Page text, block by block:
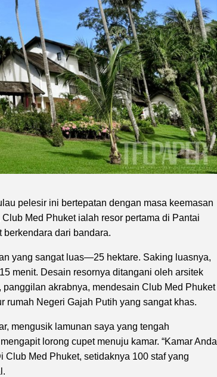
pelesir ini bertepatan dengan masa keemasan
Med Phuket ialah resor pertama di Pantai
berkendara dari bandara.
yang sangat luas—25 hektare. Saking luasnya,
menit. Desain resornya ditangani oleh arsitek
akrabnya, mendesain Club Med Phuket
rumah Negeri Gajah Putih yang sangat khas.
mengusik lamunan saya yang tengah
lorong cupet menuju kamar. “Kamar Anda
Club Med Phuket, setidaknya 100 staf yang